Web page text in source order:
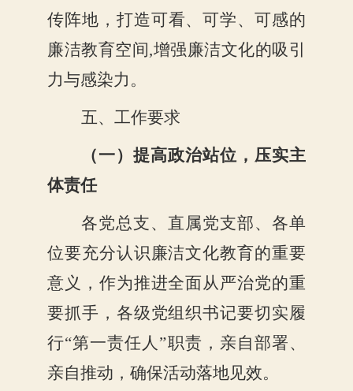
传阵地， 打造可看、可学、可感的
廉洁教育空间,增强廉洁文化的吸引
力与感染力。
五、工作要求
（一）提高政治站位，压实主
体责任
各党总支、直属党支部、各单
位要充分认识廉洁文化教育的重要
意义，作为推进全面从严治党的重
要抓手，各级党组织书记要切实履
行“第一责任人”职责，亲自部署、
亲自推动，确保活动落地见效。